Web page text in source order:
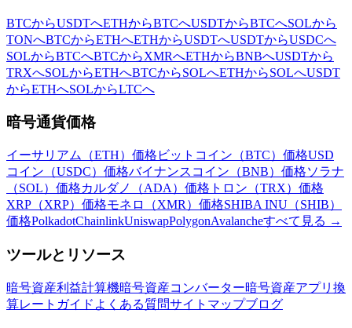
BTCからUSDTへETHからBTCへUSDTからBTCへSOLから
TONへBTCからETHへETHからUSDTへUSDTからUSDCへ
SOLからBTCへBTCからXMRへETHからBNBへUSDTから
TRXへSOLからETHへBTCからSOLへETHからSOLへUSDT
からETHへSOLからLTCへ
暗号通貨価格
イーサリアム（ETH）価格 ビットコイン（BTC）価格USD
コイン（USDC）価格バイナンスコイン（BNB）価格ソラナ
（SOL）価格カルダノ（ADA）価格 トロン（TRX）価格
XRP（XRP）価格モネロ（XMR）価格SHIBA INU（SHIB）
価格PolkadotChainlinkUniswapPolygonAvalancheすべて見る →
ツールとリソース
暗号資産利益計算機暗号資産コンバーター暗号資産アプリ 換
算レート ガイド よくある質問サイトマップブログ